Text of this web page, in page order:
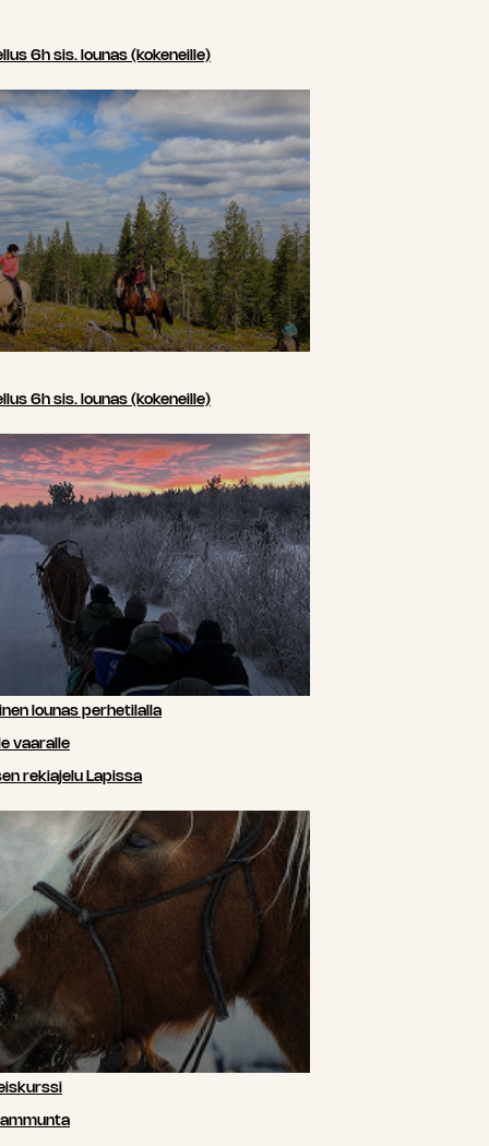
6h sis. lounas (kokeneille)
6h sis. lounas (kokeneille)
lounas perhetilalla
vaaralle
rekiajelu Lapissa